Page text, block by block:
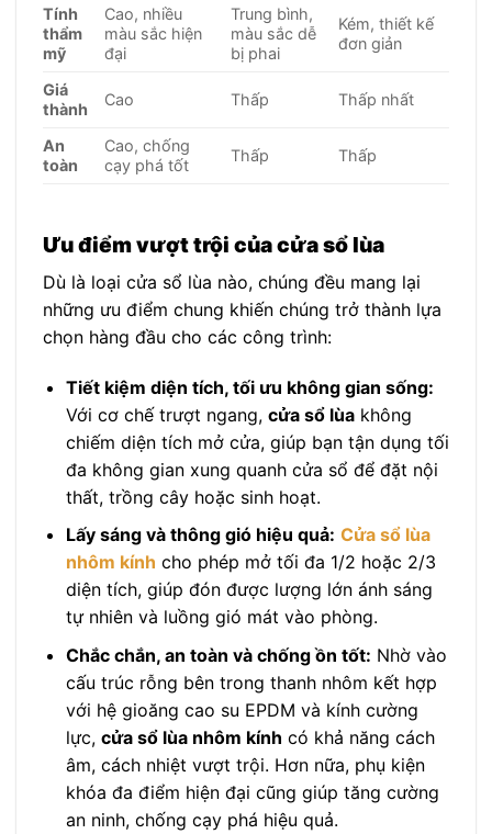
Tính
thẩm
mỹ
Cao, nhiều
màu sắc hiện
đại
Trung bình,
màu sắc dễ
bị phai
Kém, thiết kế
đơn giản
Giá
thành
Cao Thấp Thấp nhất
An
toàn
Cao, chống
cạy phá tốt
Thấp Thấp
Ưu điểm vượt trội của cửa sổ lùa
Dù là loại cửa sổ lùa nào, chúng đều mang lại
những ưu điểm chung khiến chúng trở thành lựa
chọn hàng đầu cho các công trình:
Tiết kiệm diện tích, tối ưu không gian sống:
Với cơ chế trượt ngang, cửa sổ lùakhông
chiếm diện tích mở cửa, giúp bạn tận dụng tối
đa không gian xung quanh cửa sổ để đặt nội
thất, trồng cây hoặc sinh hoạt.
Lấy sáng và thông gió hiệu quả: Cửa sổ lùa
nhôm kính cho phép mở tối đa 1/2 hoặc 2/3
diện tích, giúp đón được lượng lớn ánh sáng
tự nhiên và luồng gió mát vào phòng.
Chắc chắn, an toàn và chống ồn tốt: Nhờ vào
cấu trúc rỗng bên trong thanh nhôm kết hợp
với hệ gioăng cao su EPDM và kính cường
lực, cửa sổ lùa nhôm kính có khả năng cách
âm, cách nhiệt vượt trội. Hơn nữa, phụ kiện
khóa đa điểm hiện đại cũng giúp tăng cường
an ninh, chống cạy phá hiệu quả.